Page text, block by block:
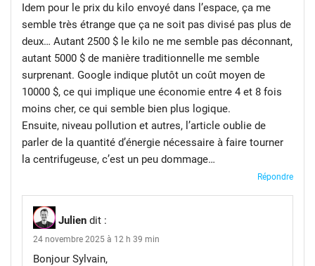
Idem pour le prix du kilo envoyé dans l’espace, ça me
semble très étrange que ça ne soit pas divisé pas plus de
deux… Autant 2500 $ le kilo ne me semble pas déconnant,
autant 5000 $ de manière traditionnelle me semble
surprenant. Google indique plutôt un coût moyen de
10000 $, ce qui implique une économie entre 4 et 8 fois
moins cher, ce qui semble bien plus logique.
Ensuite, niveau pollution et autres, l’article oublie de
parler de la quantité d’énergie nécessaire à faire tourner
la centrifugeuse, c’est un peu dommage…
Répondre
Julien dit :
24 novembre 2025 à 12 h 39 min
Bonjour Sylvain,